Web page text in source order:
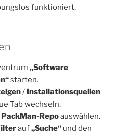
funktioniert.
„Software
starten.
/ Installationsquellen
Tab wechseln.
PackMan-Repoauswählen.
auf„Suche“ und den